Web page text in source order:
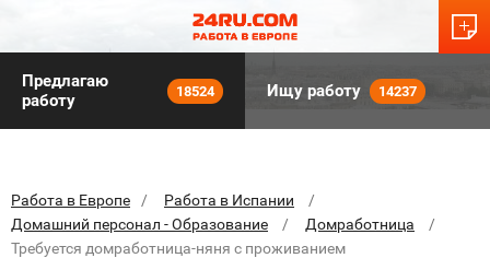
Предлагаю
работу
18524 Ищу работу 14237
Работа в Европе
Работа в Испании
Домашний персонал - Образование
Домработница
Требуется домработница-няня с проживанием